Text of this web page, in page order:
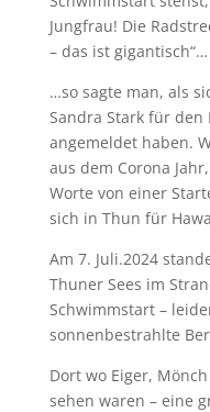
Jungfrau! Die
– das ist gigantisch“…
…so sagte man, als
Sandra Stark für
angemeldet haben.
aus dem Corona
Worte von einer
sich in Thun für
Am 7. Juli.2024
Thuner Sees im
Schwimmstart –
sonnenbestrahlte
Dort wo Eiger,
sehen waren – eine